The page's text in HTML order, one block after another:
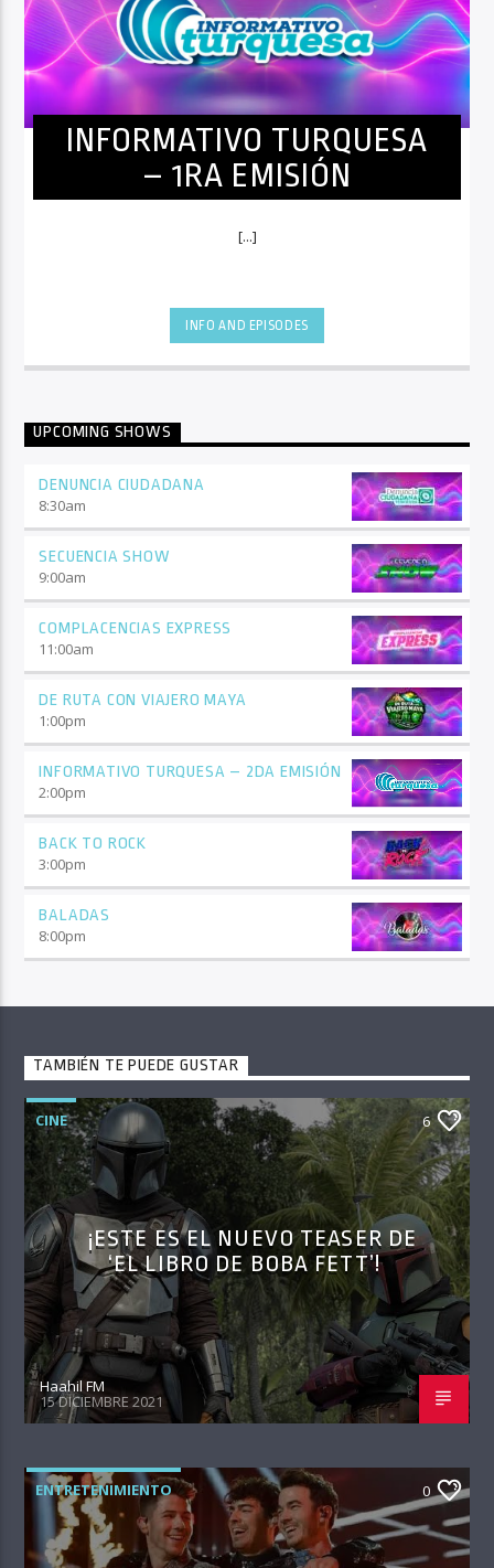
INFORMATIVO TURQUESA
– 1RA EMISIÓN
[...]
INFO AND EPISODES
UPCOMING SHOWS
DENUNCIA CIUDADANA
8:30am
SECUENCIA SHOW
9:00am
COMPLACENCIAS EXPRESS
11:00am
DE RUTA CON VIAJERO MAYA
1:00pm
INFORMATIVO TURQUESA – 2DA EMISIÓN
2:00pm
BACK TO ROCK
3:00pm
BALADAS
8:00pm
TAMBIÉN TE PUEDE GUSTAR
CINE 6
¡ESTE ES EL NUEVO TEASER DE
‘EL LIBRO DE BOBA FETT’!
Haahil FM
15 DICIEMBRE 2021
ENTRETENIMIENTO 0